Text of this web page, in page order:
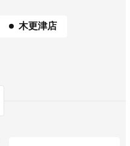
木更津店